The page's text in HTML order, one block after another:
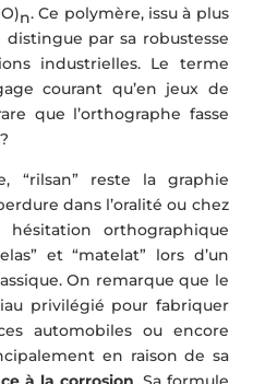
n. Ce polymère, issu à plus
par sa robustesse
industrielles. Le terme
courant qu’en jeux de
que l’orthographe fasse
“rilsan” reste la graphie
dans l’oralité ou chez
orthographique
et “matelat” lors d’un
On remarque que le
privilégié pour fabriquer
automobiles ou encore
en raison de sa